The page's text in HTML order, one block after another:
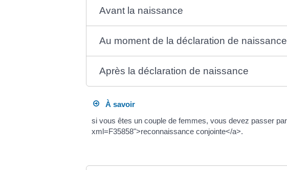
Avant la naissance
Au moment de la déclaration de naissance
Après la déclaration de naissance
À savoir
si vous êtes un couple de femmes, vous devez passer
xml=F35858">reconnaissance conjointe</a>.